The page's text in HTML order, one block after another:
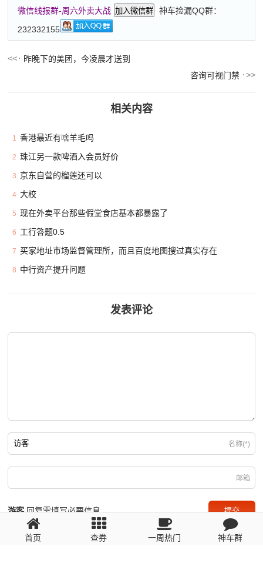
微信线报群-周六外卖大战 加入微信群
神车捡漏QQ群：
232332155
昨晚下的美团，今凌晨才送到
咨询可视门禁
相关内容
1 香港最近有啥羊毛吗
2 珠江另一款啤酒入会员好价
3 京东自营的榴莲还可以
4 大校
5 现在外卖平台那些假堂食店基本都暴露了
6 工行答题0.5
7 买家地址市场监督管理所，而且百度地图搜过真实存在
8 中行资产提升问题
发表评论
名称(*)
邮箱
游客回复需填写必要信息
首页 查券 一周热门 神车群